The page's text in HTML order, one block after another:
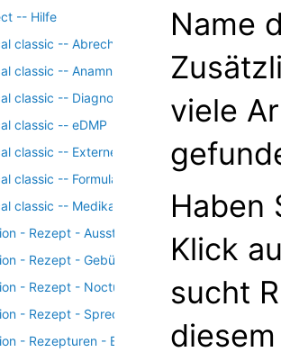
-- Hilfe
classic -- Abrechnung
classic -- Anamnese und Befundung
classic -- Diagnosen
classic -- eDMP
classic -- Externe Kommunikation
classic -- Formulare
classic -- Medikation
- Rezept - Ausstellungsdatum
- Rezept - Gebührenpflicht
- Rezept - Noctu
- Rezept - Sprechstundenbedarf
- Rezepturen - Bestandteil
Name
viele
Haben
Klick
sucht